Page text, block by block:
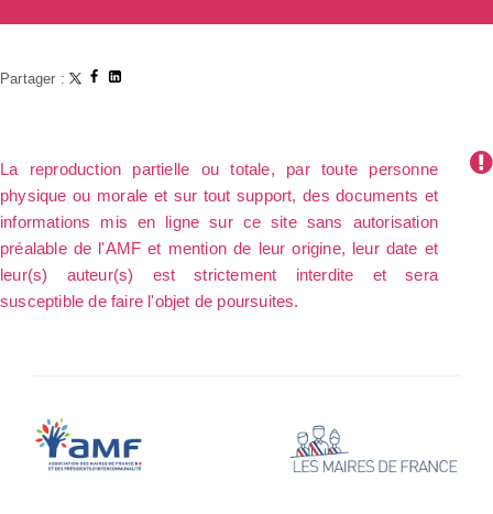
Partager :
La reproduction partielle ou totale, par toute personne
physique ou morale et sur tout support, des documents et
informations mis en ligne sur ce site sans autorisation
préalable de l'AMF et mention de leur origine, leur date et
leur(s) auteur(s) est strictement interdite et sera
susceptible de faire l'objet de poursuites.